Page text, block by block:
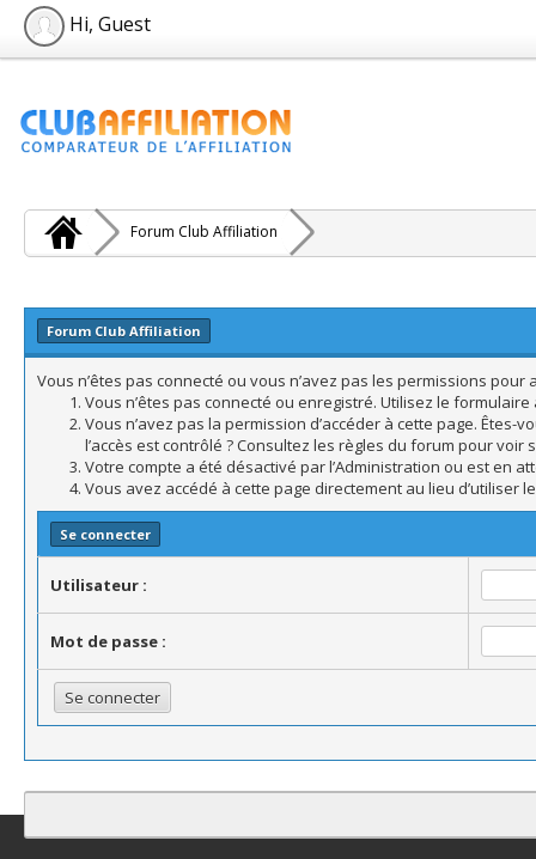
Hi, Guest
Forum Club Affiliation
Forum Club Affiliation
Vous n’êtes pas connecté ou vous n’avez pas les permissions
Vous n’êtes pas connecté ou enregistré. Utilisez le
Vous n’avez pas la permission d’accéder à cette page. Êtes-
l’accès est contrôlé ? Consultez les règles du forum pour
Votre compte a été désactivé par l’Administration ou est en
Vous avez accédé à cette page directement au lieu d’utiliser
Se connecter
Utilisateur :
Mot de passe :
Contact Club Affiliation Retourner en haut Version bas-débit